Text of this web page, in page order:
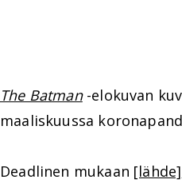
The Batman-elokuvan
maaliskuussa
Deadlinen mukaan [lähde]